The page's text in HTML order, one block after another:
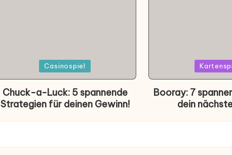
in
Casinospiel
Chuck-a-Luck: 5 spannende
Strategien für deinen Gewinn!
in
Booray: 7
dein